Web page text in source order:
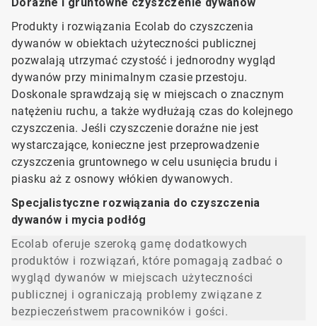
Produkty i rozwiązania Ecolab do czyszczenia
dywanów w obiektach użyteczności publicznej
pozwalają utrzymać czystość i jednorodny wygląd
dywanów przy minimalnym czasie przestoju.
Doskonale sprawdzają się w miejscach o znacznym
natężeniu ruchu, a także wydłużają czas do kolejnego
czyszczenia. Jeśli czyszczenie doraźne nie jest
wystarczające, konieczne jest przeprowadzenie
czyszczenia gruntownego w celu usunięcia brudu i
piasku aż z osnowy włókien dywanowych.
Specjalistyczne rozwiązania do czyszczenia
dywanów i mycia podłóg
Ecolab oferuje szeroką gamę dodatkowych
produktów i rozwiązań, które pomagają zadbać o
wygląd dywanów w miejscach użyteczności
publicznej i ograniczają problemy związane z
bezpieczeństwem pracowników i gości.